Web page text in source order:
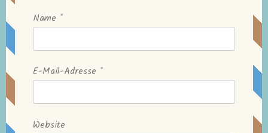
Name *
E-Mail-Adresse *
Website